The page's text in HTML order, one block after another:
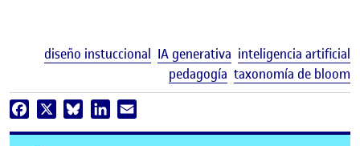
diseño instuccional IA generativa inteligencia artificial
pedagogía taxonomía de bloom
Facebook BlueskyLinkedIn